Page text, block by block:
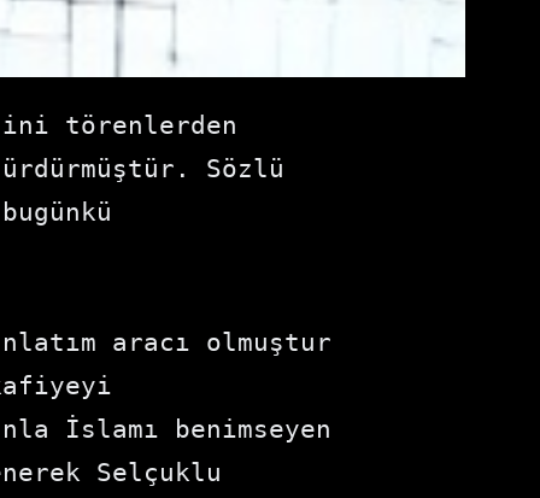
törenlerden
Sözlü
aracı olmuştur
İslamı benimseyen
Selçuklu